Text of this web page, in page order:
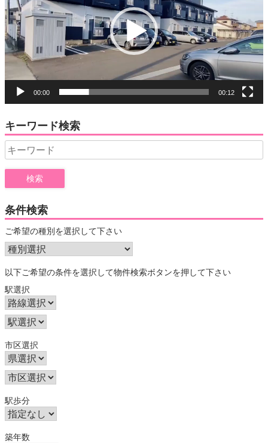
レ
ー
ヤ
ー
00:00 00:12
キーワード検索
Search
for:
条件検索
ご希望の種別を選択して下さい
以下ご希望の条件を選択して物件検索ボタンを押して下さい
駅選択
市区選択
駅歩分
築年数